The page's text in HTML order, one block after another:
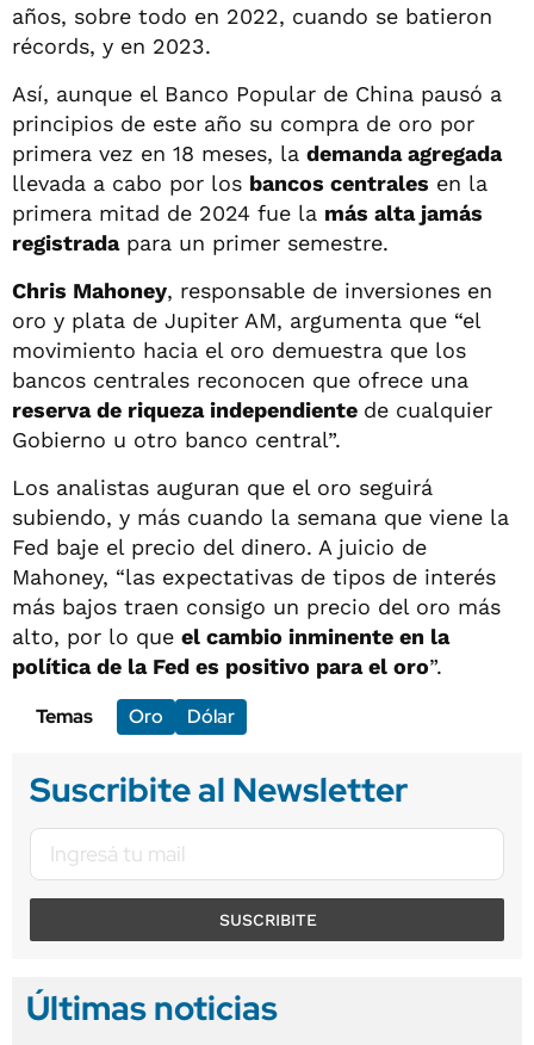
años, sobre todo en 2022, cuando se batieron
récords, y en 2023.
Así, aunque el Banco Popular de China pausó a
principios de este año su compra de oro por
primera vez en 18 meses, la demanda agregada
llevada a cabo por los bancos centrales en la
primera mitad de 2024 fue la más alta jamás
registradapara un primer semestre.
Chris Mahoney, responsable de inversiones en
oro y plata de Jupiter AM, argumenta que “el
movimiento hacia el oro demuestra que los
bancos centrales reconocen que ofrece una
reserva de riqueza independiente de cualquier
Gobierno u otro banco central”.
Los analistas auguran que el oro seguirá
subiendo, y más cuando la semana que viene la
Fed baje el precio del dinero. A juicio de
Mahoney, “las expectativas de tipos de interés
más bajos traen consigo un precio del oro más
alto, por lo que el cambio inminente en la
política de la Fed es positivo para el oro”.
Temas
Oro Dólar
Suscribite al Newsletter
SUSCRIBITE
Últimas noticias